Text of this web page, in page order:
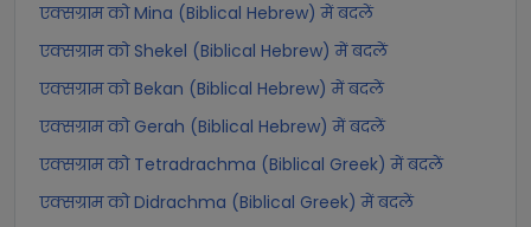
एक्सग्राम को Mina (Biblical Hebrew) में बदलें
एक्सग्राम को Shekel (Biblical Hebrew) में बदलें
एक्सग्राम को Bekan (Biblical Hebrew) में बदलें
एक्सग्राम को Gerah (Biblical Hebrew) में बदलें
एक्सग्राम को Tetradrachma (Biblical Greek) में बदलें
एक्सग्राम को Didrachma (Biblical Greek) में बदलें